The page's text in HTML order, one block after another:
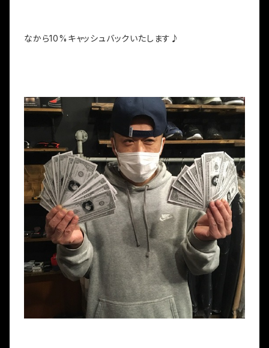
なから10%キャッシュバックいたします♪